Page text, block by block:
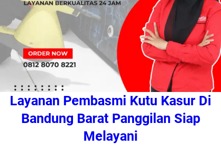
Layanan Pembasmi Kutu Kasur Di
Bandung Barat Panggilan Siap
Melayani